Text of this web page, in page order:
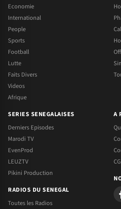
Economie
International
People
Sports
Football
Lutte
Faits Divers
Videos
Afrique
SERIES SENEGALAISES
Derniers Episodes
Marodi TV
EvenProd
LEUZTV
Pikini Production
RADIOS DU SENEGAL
Toutes les Radios
A